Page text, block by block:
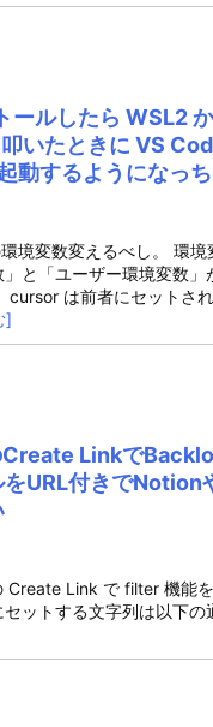
ールしたら WSL2
いたときに VS
動するようになっ
境変数変えるべし。 環境
」と「ユーザー環境変数」
cursor は前者にセットさ
]
Linkで
をURL付きでNotion
Create Link で filter 機能
ットする文字列は以下の